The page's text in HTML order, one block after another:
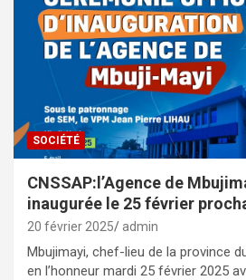
SOCIÉTÉ
CNSSAP:l’Agence de
inaugurée le 25 février
20 février 2025 admin
Mbujimayi, chef-lieu de la province
en l’honneur mardi 25 février 2025